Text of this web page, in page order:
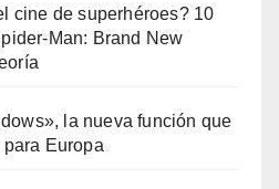
cine de superhéroes? 10
Man: Brand New
la nueva función que
para Europa